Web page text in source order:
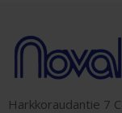
Harkkoraudantie 7